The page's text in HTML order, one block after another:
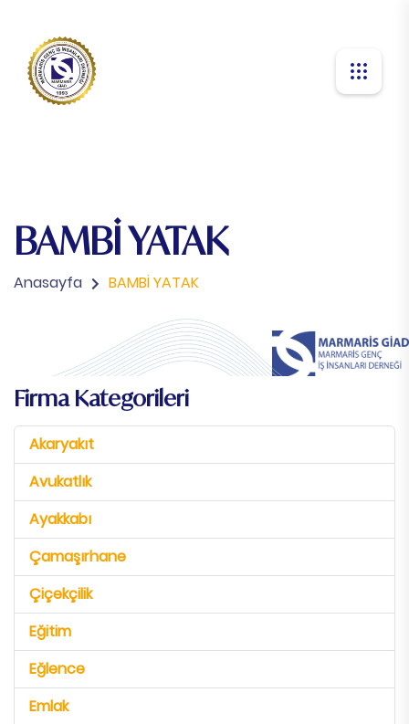
BAMBİ YATAK
Anasayfa BAMBİ YATAK
Firma Kategorileri
Akaryakıt
Avukatlık
Ayakkabı
Çamaşırhane
Çiçekçilik
Eğitim
Eğlence
Emlak